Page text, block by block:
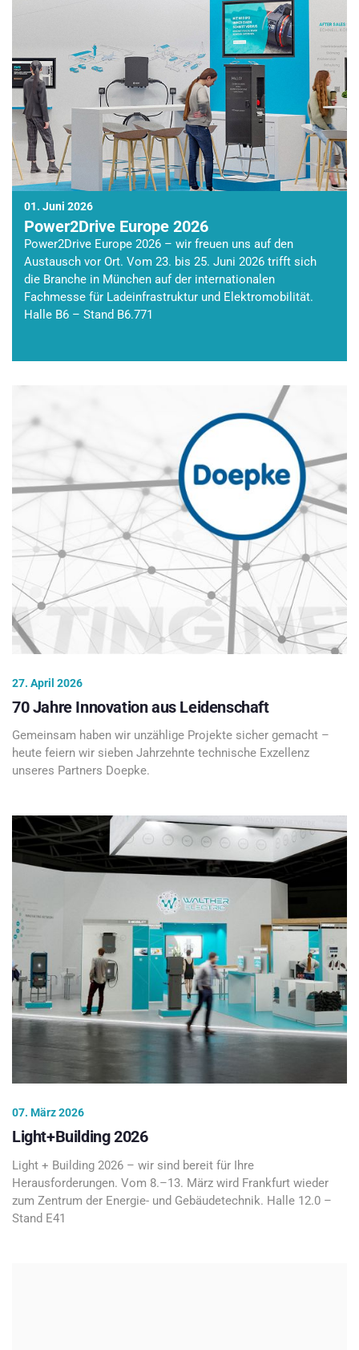
01. Juni 2026
Power2Drive Europe 2026
Power2Drive Europe 2026 – wir freuen uns auf den
Austausch vor Ort. Vom 23. bis 25. Juni 2026 trifft sich
die Branche in München auf der internationalen
Fachmesse für Ladeinfrastruktur und Elektromobilität.
Halle B6 – Stand B6.771
27. April 2026
70 Jahre Innovation aus Leidenschaft
Gemeinsam haben wir unzählige Projekte sicher gemacht –
heute feiern wir sieben Jahrzehnte technische Exzellenz
unseres Partners Doepke.
07. März 2026
Light+Building 2026
Light + Building 2026 – wir sind bereit für Ihre
Herausforderungen. Vom 8.–13. März wird Frankfurt wieder
zum Zentrum der Energie- und Gebäudetechnik. Halle 12.0 –
Stand E41